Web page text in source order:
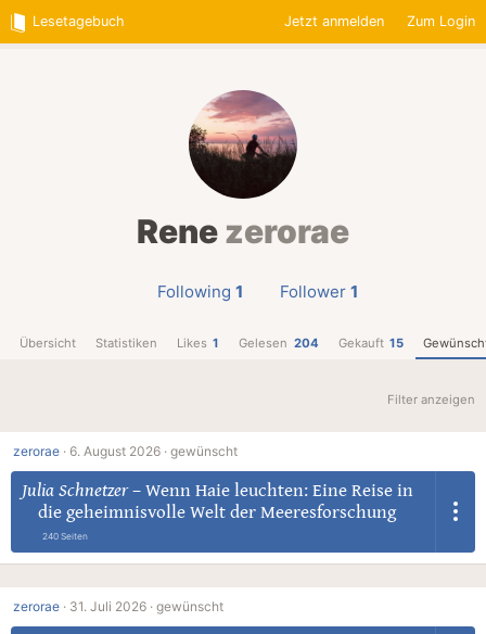
Lesetagebuch Jetzt anmelden Zum Login
Renezerorae
Following 1 Follower 1
Übersicht Statistiken Likes 1 Gelesen 204 Gekauft 15
Filter anzeigen
zerorae · 6. August 2026 · gewünscht
Julia Schnetzer– Wenn Haie leuchten: Eine Reise in
die geheimnisvolle Welt der Meeresforschung
240 Seiten
zerorae · 31. Juli 2026 · gewünscht